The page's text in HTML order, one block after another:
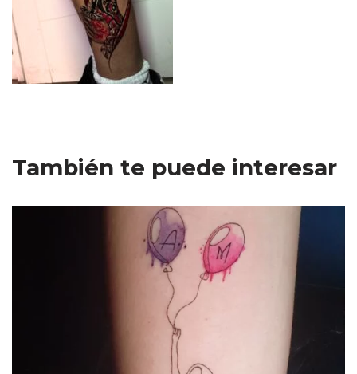
También te puede interesar